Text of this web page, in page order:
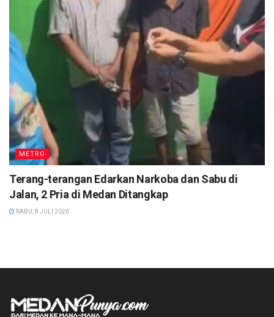
METRO
Terang-terangan Edarkan Narkoba dan Sabu di
Jalan, 2 Pria di Medan Ditangkap
RABU, 8 JULI 2026